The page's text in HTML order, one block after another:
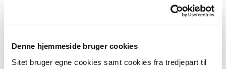
Denne hjemmeside bruger cookies
Sitet bruger egne cookies samt cookies fra tredjepart til